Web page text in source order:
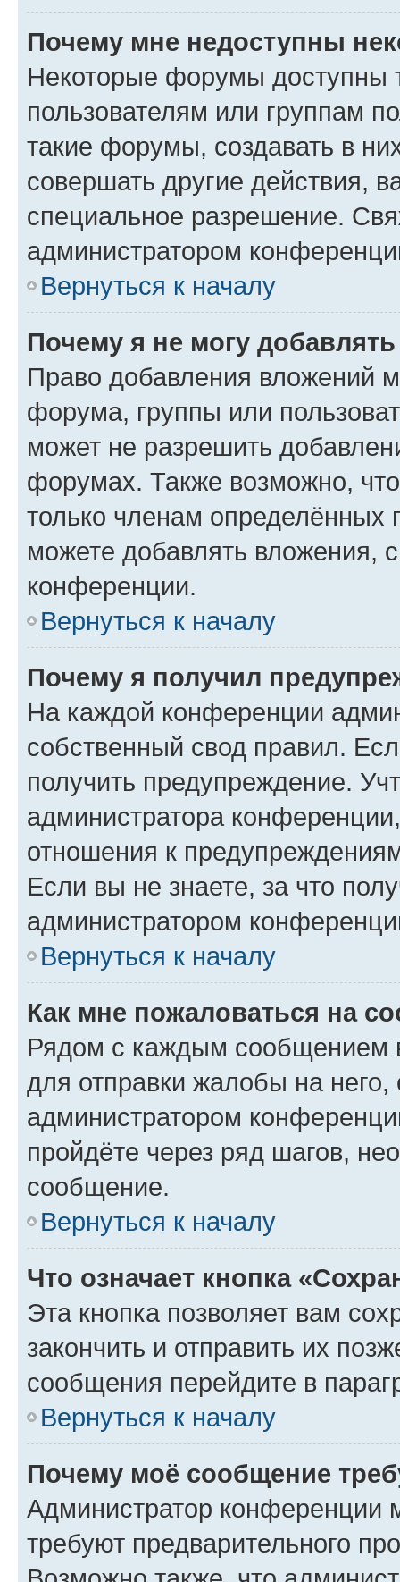
Почему мне недоступны
Некоторые форумы доступны
пользователям или группам
такие форумы, создавать в
совершать другие действия,
специальное разрешение.
администратором
Вернуться к началу
Почему я не могу
Право добавления вложений
форума, группы или
может не разрешить
форумах. Также возможно,
только членам определённых
можете добавлять вложения,
конференции.
Вернуться к началу
Почему я получил
На каждой конференции
собственный свод правил.
получить предупреждение.
администратора
отношения к
Если вы не знаете, за что
администратором
Вернуться к началу
Как мне пожаловаться на
Рядом с каждым сообщением
для отправки жалобы на
администратором
пройдёте через ряд шагов,
сообщение.
Вернуться к началу
Что означает кнопка
Эта кнопка позволяет вам
закончить и отправить их
сообщения перейдите в
Вернуться к началу
Почему моё сообщение
Администратор конференции
требуют предварительного